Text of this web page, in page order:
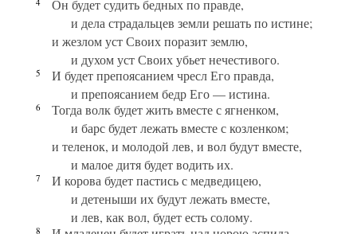
Он будет судить бедных по правде,
и дела страдальцев земли решать по истине;
и жезлом уст Своих поразит землю,
и духом уст Своих убьет нечестивого.
5
И будет препоясанием чресл Его правда,
и препоясанием бедр Его — истина.
6
Тогда волк будет жить вместе с ягненком,
и барс будет лежать вместе с козленком;
и теленок, и молодой лев, и вол будут вместе,
и малое дитя будет водить их.
7
И корова будет пастись с медведицею,
и детеныши их будут лежать вместе,
и лев, как вол, будет есть солому.
8